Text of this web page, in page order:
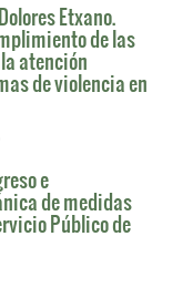
Etxano.
de las
atención
de violencia en
e
de medidas
Público de